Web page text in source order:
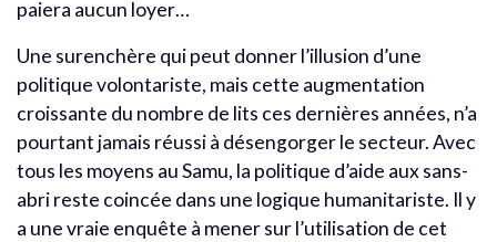
paiera aucun loyer…
Une surenchère qui peut donner l’illusion d’une
politique volontariste, mais cette augmentation
croissante du nombre de lits ces dernières années, n’a
pourtant jamais réussi à désengorger le secteur. Avec
tous les moyens au Samu, la politique d’aide aux sans-
abri reste coincée dans une logique humanitariste. Il y
a une vraie enquête à mener sur l’utilisation de cet